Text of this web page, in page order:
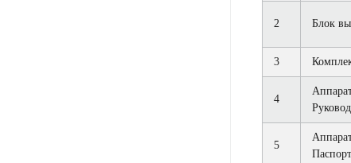
2 Блок
3
4
5